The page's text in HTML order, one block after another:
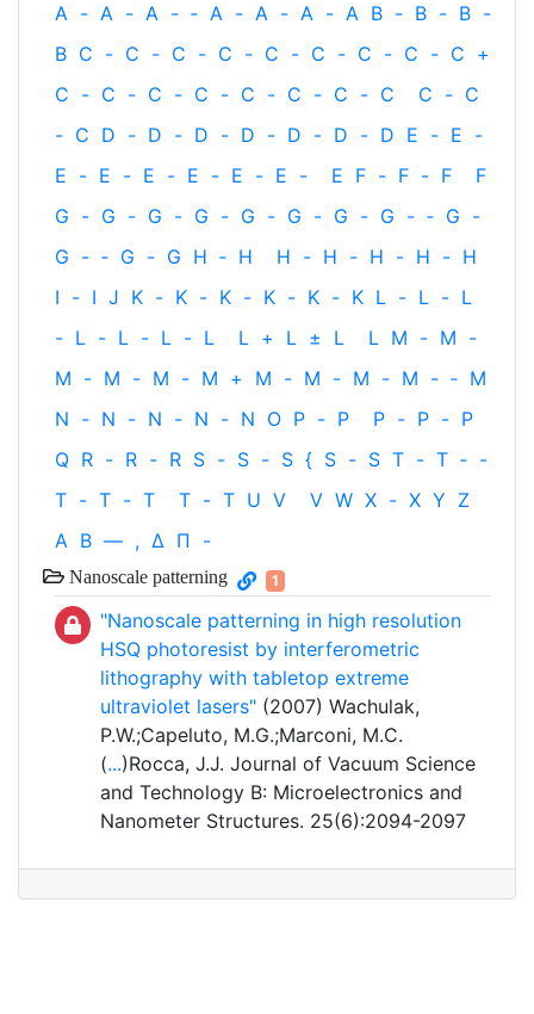
A - A - A - ‐ A - A - A - A B - B - B -
B C - C - C - C - C - C - C - C - C +
C - C - C - C - C - C - C - C C - C
- C D - D - D - D - D - D - D E - E -
E - E - E - E - E - E - E F - F - F
F
G - G - G - G - G - G - G - G - ‐ G -
G - ‐ G - G H ‐ H H - H - H - H - H
I - I J K - K - K - K - K - K L - L - L
- L - L - L - L L + L ± L L M - M -
M - M - M - M + M - M - M - M - ‐ M
N - N - N - N - N O P - P P - P - P
Q R - R - R S - S - S { S - S T - T ‐ -
T - T - T T - T U V V W X - X Y Z
Α Β — , Δ Π -
Nanoscale patterning 1
"Nanoscale patterning in high resolution
HSQ photoresist by interferometric
lithography with tabletop extreme
ultraviolet lasers" (2007) Wachulak,
P.W.;Capeluto, M.G.;Marconi, M.C.
(...)Rocca, J.J. Journal of Vacuum Science
and Technology B: Microelectronics and
Nanometer Structures. 25(6):2094-2097